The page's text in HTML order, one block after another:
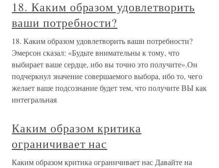
18. Каким образом удовлетворить
ваши потребности?
18. Каким образом удовлетворить ваши потребности?
Эмерсон сказал: «Будьте внимательны к тому, что
выбирает ваше сердце, ибо вы точно это получите».Он
подчеркнул значение совершаемого выбора, ибо то, чего
желает ваше подсознание будет тем, что получите ВЫ как
интегральная
Каким образом критика
ограничивает нас
Каким образом критика ограничивает нас Давайте на